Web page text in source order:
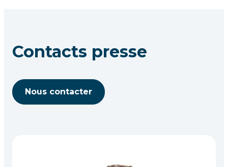
Contacts presse
Nous contacter